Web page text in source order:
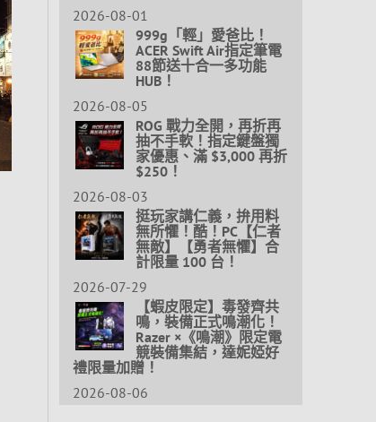
2026-08-01
999g「輕」愛爸比！
ACER Swift Air指定筆電
88節送十合一多功能
HUB！
2026-08-05
ROG 戰力全開，再折再
抽不手軟！指定鍵盤獨
家優惠、滿 $3,000 再折
$250！
2026-08-03
挺玩家講仁義，拚用料
無所懼！酷！PC【仁者
無敵】【勇者無懼】合
計限量 100 台！
2026-07-29
【蝦皮限定】毒發齊共
鳴，裝備正式鳴潮化！
Razer ×《鳴潮》限定電
競裝備集結，達妮婭好
禮限量加贈！
2026-08-06